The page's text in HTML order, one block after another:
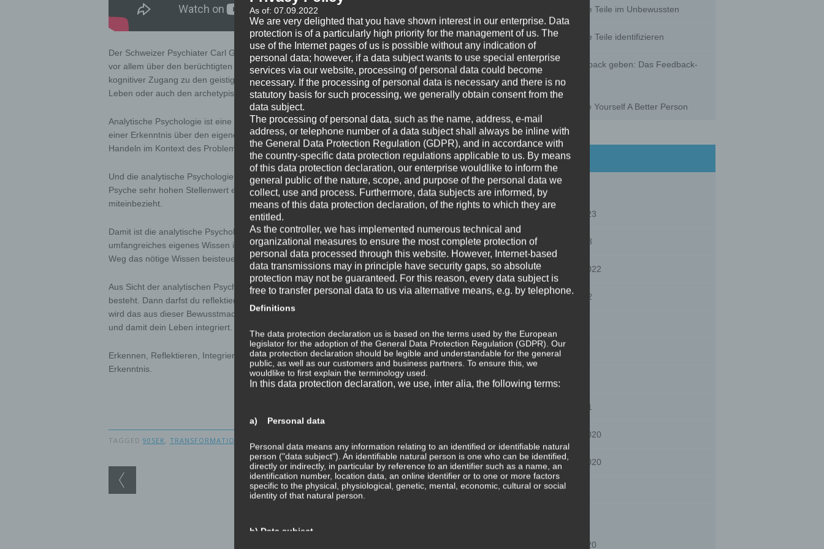
Der Schweizer Psychiater Carl Gustav Jung gilt als der Begründer der analytischen Psychologie, die
vor allem über den berüchtigten Schatten bekannt geworden ist. Die analytische Psychologie ist ein
kognitiver Zugang zu den geistigen Aspekten der verschiedenen Persönlichkeitsanteile, der Rollen im
Leben oder auch den archetypischen Rollenmodellen, die Verbesserungspotenzial haben können.
Analytische Psychologie ist eine sogenannte Einsichtstherapie: Durch das Gewinnen einer Einsicht,
einer Erkenntnis über den eigenen psychischen Zustand wird man Veränderungen beim Erleben und
Handeln im Kontext des Problems gewinnen.
Und die analytische Psychologie ist eine Methode, die den unbewussten Anteilen der menschlichen
Psyche sehr hohen Stellenwert einräumt, und für jede Veränderung den unbewussten Verstand
miteinbezieht.
Damit ist die analytische Psychologie ein sehr kognitiver Weg, der entweder ein gutes und
umfangreiches eigenes Wissen in diesen Bereichen erfordert, oder eine Begleitung, die auf diesem
Weg das nötige Wissen beisteuert.
Aus Sicht der analytischen Psychologie darfst du also erst erkennen, dass wo Handlungsbedarf
besteht. Dann darfst du reflektieren und verinnerlichen, was das für dich bedeutet. Und schließlich
wird das aus dieser Bewusstmachung Gelernte sowohl bewusst als auch unbewusst in deine Psyche
und damit dein Leben integriert.
Erkennen, Reflektieren, Integrieren. Im Yoga der Erkenntnis ebenso wie in der Psychologie der
Erkenntnis.
TAGGED 90SEK, TRANSFORMATION
Post navigation
Abgespaltene Teile im Unbewussten
Abgespaltene Teile identifizieren
Richtig Feedback geben: Das Feedback-
Sandwich
How To Make Yourself A Better Person
Archives
July 2023
February 2023
January 2023
November 2022
January 2022
July 2021
May 2021
January 2021
December 2020
November 2020
August 2020
February 2020
As of: 07.09.2022
We are very delighted that you have shown interest in our enterprise. Data
protection is of a particularly high priority for the management of us. The
use of the Internet pages of us is possible without any indication of
personal data; however, if a data subject wants to use special enterprise
services via our website, processing of personal data could become
necessary. If the processing of personal data is necessary and there is no
statutory basis for such processing, we generally obtain consent from the
data subject.
The processing of personal data, such as the name, address, e-mail
address, or telephone number of a data subject shall always be inline with
the General Data Protection Regulation (GDPR), and in accordance with
the country-specific data protection regulations applicable to us. By means
of this data protection declaration, our enterprise wouldlike to inform the
general public of the nature, scope, and purpose of the personal data we
collect, use and process. Furthermore, data subjects are informed, by
means of this data protection declaration, of the rights to which they are
entitled.
As the controller, we has implemented numerous technical and
organizational measures to ensure the most complete protection of
personal data processed through this website. However, Internet-based
data transmissions may in principle have security gaps, so absolute
protection may not be guaranteed. For this reason, every data subject is
free to transfer personal data to us via alternative means, e.g. by telephone.
Definitions
The data protection declaration us is based on the terms used by the European
legislator for the adoption of the General Data Protection Regulation (GDPR). Our
data protection declaration should be legible and understandable for the general
public, as well as our customers and business partners. To ensure this, we
wouldlike to first explain the terminology used.
In this data protection declaration, we use, inter alia, the following terms:
a) Personal data
Personal data means any information relating to an identified or identifiable natural
person ("data subject"). An identifiable natural person is one who can be identified,
directly or indirectly, in particular by reference to an identifier such as a name, an
identification number, location data, an online identifier or to one or more factors
specific to the physical, physiological, genetic, mental, economic, cultural or social
identity of that natural person.
b) Data subject